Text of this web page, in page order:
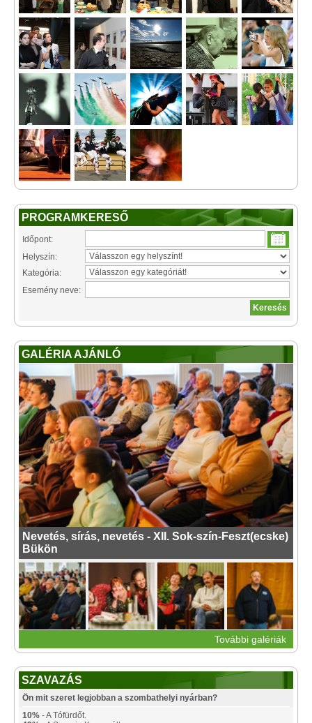
PROGRAMKERESŐ
Időpont:
Helyszín:
Kategória:
Esemény neve:
GALÉRIA AJÁNLÓ
Nevetés, sírás, nevetés - XII. Sok-szín-Feszt(ecske)
Bükön
További galériák
SZAVAZÁS
Ön mit szeret legjobban a szombathelyi nyárban?
10% - A Tófürdőt.